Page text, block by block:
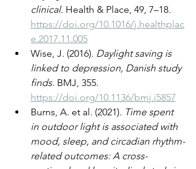
clinical. Health & Place, 49, 7–18.
https://doi.org/10.1016/j.healthplac
e.2017.11.005
Wise, J. (2016). Daylight saving is
linked to depression, Danish study
finds. BMJ, 355.
https://doi.org/10.1136/bmj.i5857
Burns, A. et al. (2021). Time spent
in outdoor light is associated with
mood, sleep, and circadian rhythm-
related outcomes: A cross-